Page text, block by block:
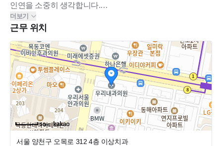
- 수 (주1회 야간시엔 8시30분) - 저녁제공
- 점심시간 1시 ~ 2시 (오전 진료 마무리되는데로 배려해주십니
다^^)
- 토요일(격주휴무) 10~2시 (점심시간없이진료) -간식제공
- 주 38시간이하
- 예약제 운영
- 월차 모아두었다가 한번에 길게 여행가실수도 있습니다!^^
@ 복리후생
인연을 소중히 생각합니다.
구성원
치과의사 1명 진료실 5명(모두 위생사 선생님으로 구성)
더보기
근무 위치
50m
서울 양천구 오목로 312 4층 이상치과